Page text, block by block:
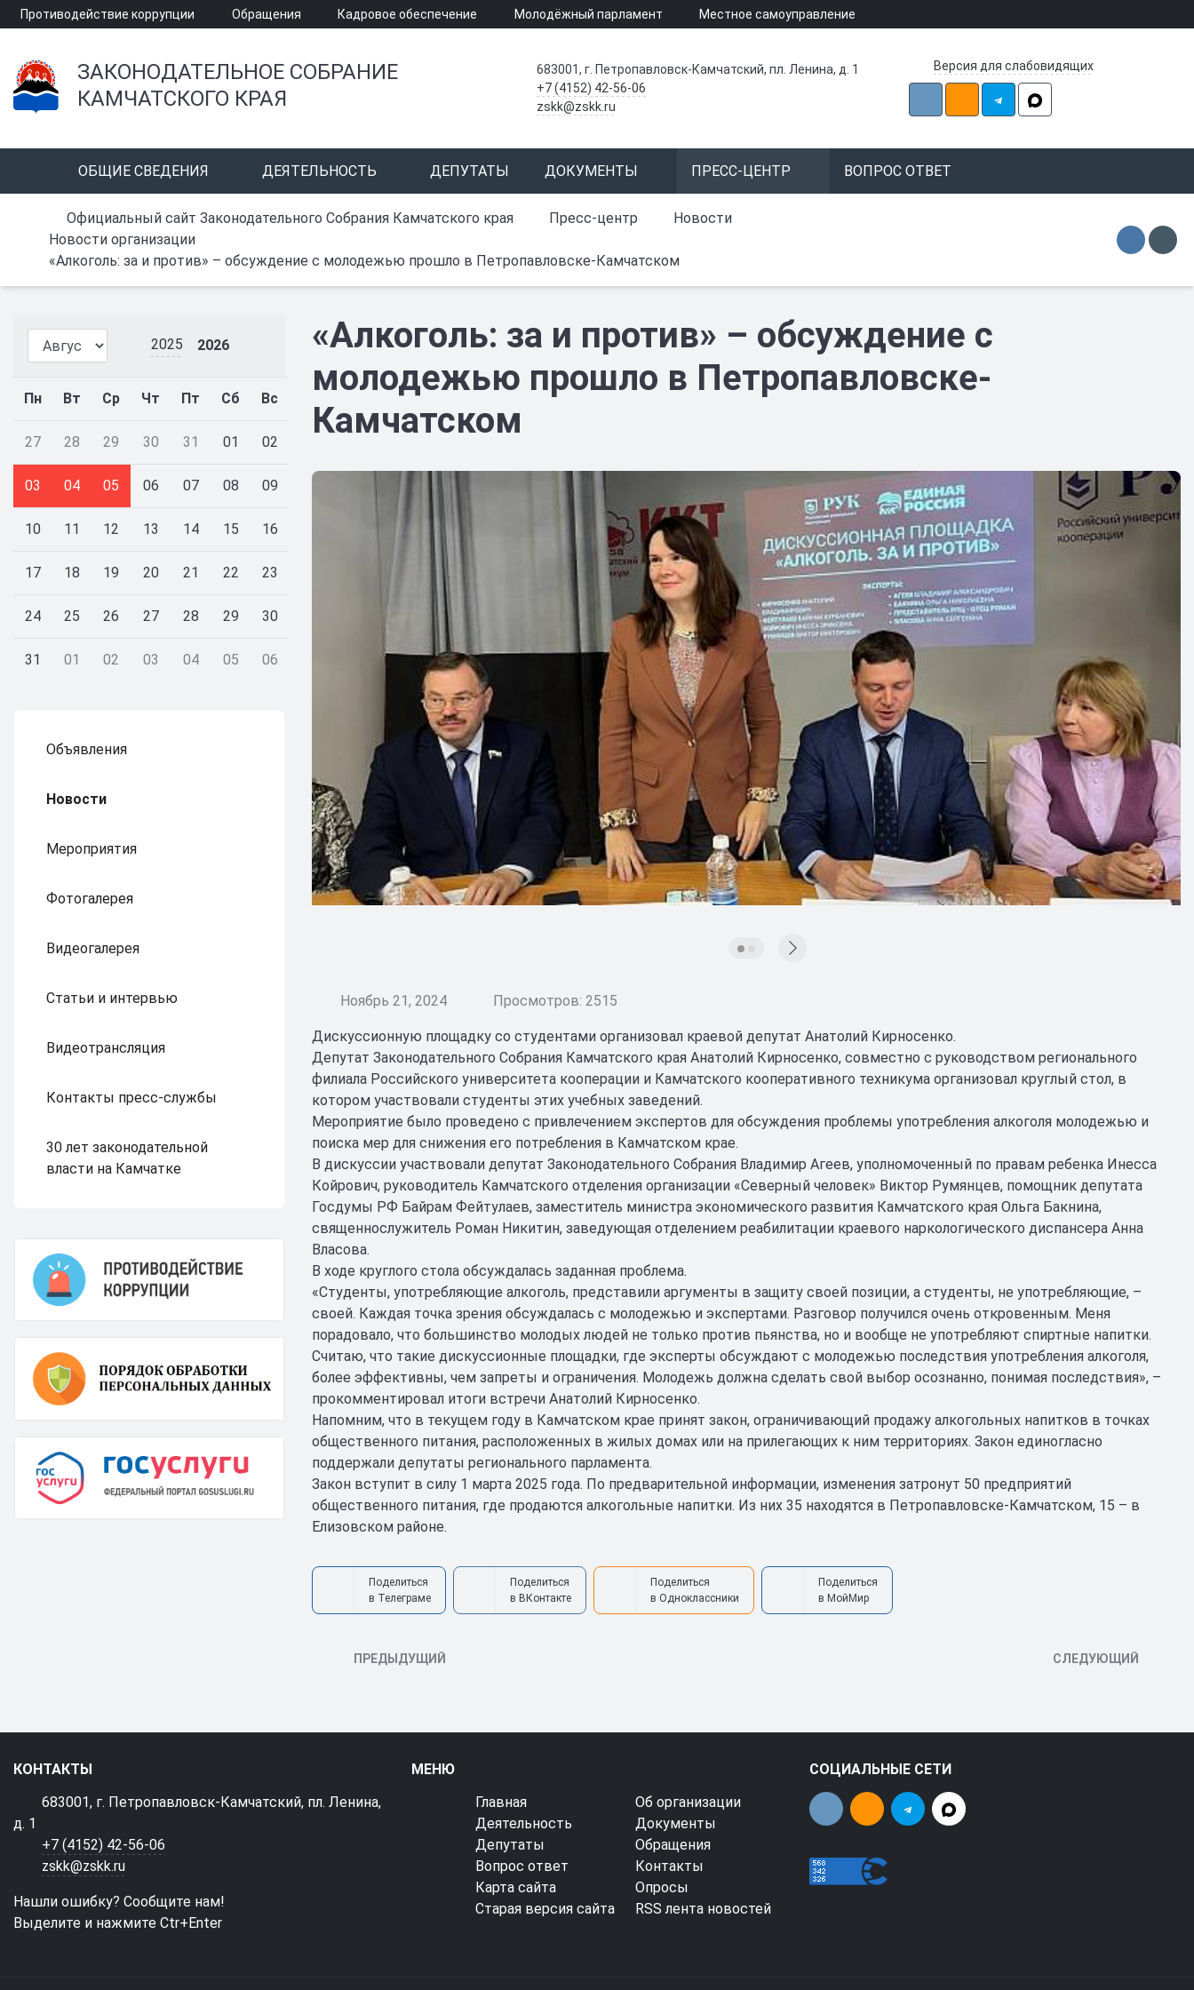
Противодействие коррупции Обращения Кадровое обеспечение Молодёжный парламент Местное самоуправление
ЗАКОНОДАТЕЛЬНОЕ СОБРАНИЕ
КАМЧАТСКОГО КРАЯ
683001, г. Петропавловск-Камчатский, пл. Ленина, д. 1
+7 (4152) 42-56-06
zskk@zskk.ru
Версия для слабовидящих
ОБЩИЕ СВЕДЕНИЯ ДЕЯТЕЛЬНОСТЬ ДЕПУТАТЫ ДОКУМЕНТЫ ПРЕСС-ЦЕНТР ВОПРОС ОТВЕТ
Официальный сайт Законодательного Собрания Камчатского края Пресс-центр
Новости
Новости организации
«Алкоголь: за и против» – обсуждение с молодежью прошло в Петропавловске-Камчатском
2025 2026
Пн Вт Ср Чт Пт Сб Вс
27 28 29 30 31 01 02
03 04 05 06 07 08 09
10 11 12 13 14 15 16
17 18 19 20 21 22 23
24 25 26 27 28 29 30
31 01 02 03 04 05 06
Объявления
Новости
Мероприятия
Фотогалерея
Видеогалерея
Статьи и интервью
Видеотрансляция
Контакты пресс-службы
30 лет законодательной
власти на Камчатке
«Алкоголь: за и против» – обсуждение с
молодежью прошло в Петропавловске-
Камчатском
Ноябрь 21, 2024 Просмотров: 2515
Дискуссионную площадку со студентами организовал краевой депутат Анатолий Кирносенко.
Депутат Законодательного Собрания Камчатского края Анатолий Кирносенко, совместно с руководством регионального
филиала Российского университета кооперации и Камчатского кооперативного техникума организовал круглый стол, в
котором участвовали студенты этих учебных заведений.
Мероприятие было проведено с привлечением экспертов для обсуждения проблемы употребления алкоголя молодежью и
поиска мер для снижения его потребления в Камчатском крае.
В дискуссии участвовали депутат Законодательного Собрания Владимир Агеев, уполномоченный по правам ребенка Инесса
Койрович, руководитель Камчатского отделения организации «Северный человек» Виктор Румянцев, помощник депутата
Госдумы РФ Байрам Фейтулаев, заместитель министра экономического развития Камчатского края Ольга Бакнина,
священнослужитель Роман Никитин, заведующая отделением реабилитации краевого наркологического диспансера Анна
Власова.
В ходе круглого стола обсуждалась заданная проблема.
«Студенты, употребляющие алкоголь, представили аргументы в защиту своей позиции, а студенты, не употребляющие, –
своей. Каждая точка зрения обсуждалась с молодежью и экспертами. Разговор получился очень откровенным. Меня
порадовало, что большинство молодых людей не только против пьянства, но и вообще не употребляют спиртные напитки.
Считаю, что такие дискуссионные площадки, где эксперты обсуждают с молодежью последствия употребления алкоголя,
более эффективны, чем запреты и ограничения. Молодежь должна сделать свой выбор осознанно, понимая последствия», –
прокомментировал итоги встречи Анатолий Кирносенко.
Напомним, что в текущем году в Камчатском крае принят закон, ограничивающий продажу алкогольных напитков в точках
общественного питания, расположенных в жилых домах или на прилегающих к ним территориях. Закон единогласно
поддержали депутаты регионального парламента.
Закон вступит в силу 1 марта 2025 года. По предварительной информации, изменения затронут 50 предприятий
общественного питания, где продаются алкогольные напитки. Из них 35 находятся в Петропавловске-Камчатском, 15 – в
Елизовском районе.
Поделиться
в Телеграме
Поделиться
в ВКонтакте
Поделиться
в Одноклассники
Поделиться
в МойМир
ПРЕДЫДУЩИЙ СЛЕДУЮЩИЙ
КОНТАКТЫ
683001, г. Петропавловск-Камчатский, пл. Ленина,
д. 1
+7 (4152) 42-56-06
zskk@zskk.ru
Нашли ошибку? Сообщите нам!
Выделите и нажмите Ctr+Enter
МЕНЮ
Главная
Об организации
Деятельность
Документы
Депутаты
Обращения
Вопрос ответ
Контакты
Карта сайта
Опросы
Старая версия сайта
RSS лента новостей
СОЦИАЛЬНЫЕ СЕТИ